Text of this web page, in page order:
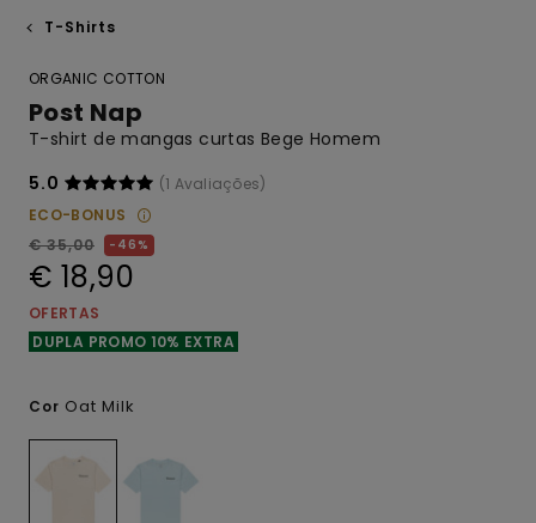
T-Shirts
ORGANIC COTTON
Post Nap
T-shirt de mangas curtas Bege Homem
5.0
(1 Avaliações)
ECO-BONUS
€ 35,00
46%
€ 18,90
OFERTAS
DUPLA PROMO 10% EXTRA
Cor Oat Milk